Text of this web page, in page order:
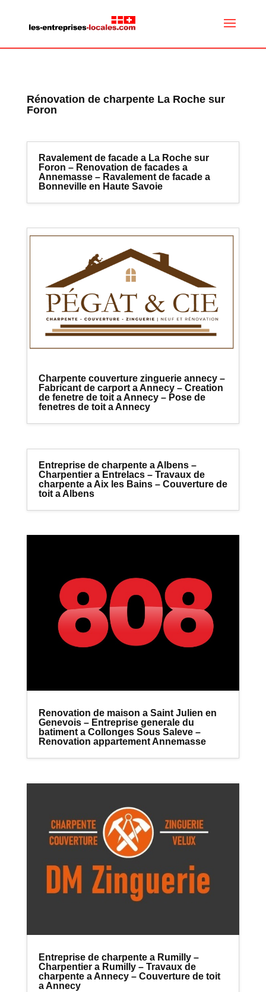
Rénovation de charpente La Roche sur
Foron
Ravalement de facade a La Roche sur
Foron – Renovation de facades a
Annemasse – Ravalement de facade a
Bonneville en Haute Savoie
Charpente couverture zinguerie annecy –
Fabricant de carport a Annecy – Creation
de fenetre de toit a Annecy – Pose de
fenetres de toit a Annecy
Entreprise de charpente a Albens –
Charpentier a Entrelacs – Travaux de
charpente a Aix les Bains – Couverture de
toit a Albens
Renovation de maison a Saint Julien en
Genevois – Entreprise generale du
batiment a Collonges Sous Saleve –
Renovation appartement Annemasse
Entreprise de charpente a Rumilly –
Charpentier a Rumilly – Travaux de
charpente a Annecy – Couverture de toit
a Annecy